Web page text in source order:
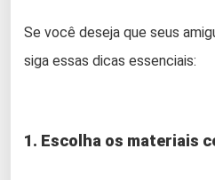
Se você deseja que seus
siga essas dicas essenciais:
1. Escolha os materiais